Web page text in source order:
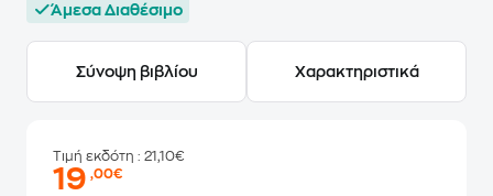
Άμεσα Διαθέσιμο
Σύνοψη βιβλίου Χαρακτηριστικά
Τιμή εκδότη : 21,10€
19,00€